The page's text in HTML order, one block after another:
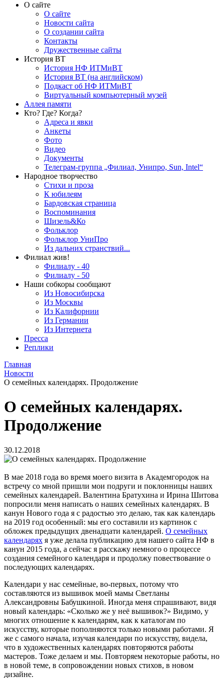
О сайте
О сайте
Новости сайта
О создании сайта
Контакты
Дружественные сайты
История ВТ
История НФ ИТМиВТ
История ВТ (на английском)
Подкаст об НФ ИТМиВТ
Виртуальный компьютерный музей
Аллея памяти
Кто? Где? Когда?
Адреса и явки
Анкеты
Фото
Видео
Документы
Телеграм-группа „Филиал, Унипро, Sun, Intel“
Народное творчество
Стихи и проза
К юбилеям
Бардовская страница
Воспоминания
Шизель&Ко
Фольклор
Фольклор УниПро
Из дальних странствий...
Филиал жив!
Филиалу - 40
Филиалу - 50
Наши собкоры сообщают
Из Новосибирска
Из Москвы
Из Калифорнии
Из Германии
Из Интернета
Пресса
Реплики
Главная
Новости
О семейных календарях. Продолжение
О семейных календарях.
Продолжение
30.12.2018
В мае 2018 года во время моего визита в Академгородок на
встречу со мной пришли мои подруги и поклонницы наших
семейных календарей. Валентина Братухина и Ирина Шитова
попросили меня написать о наших семейных календарях. В
канун Нового года я с радостью это делаю, так как календарь
на 2019 год особенный: мы его составили из картинок с
обложек предыдущих двенадцати календарей. О семейных
календарях я уже делала публикацию для нашего сайта НФ в
канун 2015 года, а сейчас я расскажу немного о процессе
создания семейного календаря и продолжу повествование о
последующих календарях.
Календари у нас семейные, во-первых, потому что
составляются из вышивок моей мамы Светланы
Александровны Бабушкиной. Иногда меня спрашивают, видя
новый календарь: «Сколько же у неё вышивок?» Видимо, у
многих отношение к календарям, как к каталогам по
искусству, которые пополняются только новыми работами. Я
же с самого начала, изучая календари по искусству, видела,
что в художественных календарях повторяются работы
мастеров. Тоже делаем и мы. Повторяем некоторые работы, но
в новой теме, в сопровождении новых стихов, в новом
дизайне.